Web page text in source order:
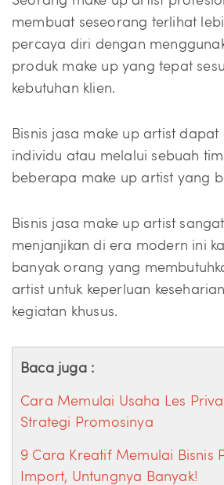
membuat seseorang terlihat
percaya diri dengan
produk make up yang tepat
kebutuhan klien.
Bisnis jasa make up artist
individu atau melalui sebuah
beberapa make up artist yang
Bisnis jasa make up artist
menjanjikan di era modern ini
banyak orang yang
artist untuk keperluan
kegiatan khusus.
Baca juga :
Cara Memulai Usaha Les
Strategi Promosinya
9 Cara Kreatif Memulai Bisnis
Import, Untungnya Banyak!